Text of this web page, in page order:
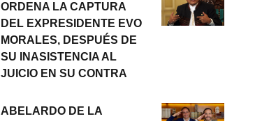
ORDENA LA CAPTURA
DEL EXPRESIDENTE EVO
MORALES, DESPUÉS DE
SU INASISTENCIA AL
JUICIO EN SU CONTRA
ABELARDO DE LA